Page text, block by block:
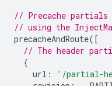
// Precache partials
// using the
precacheAndRoute([
// The header
{
url : '/partial-